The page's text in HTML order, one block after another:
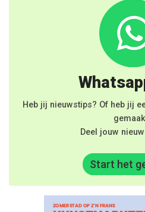
Heb jij nieuwstips? Of heb jij
Deel jouw
Start het